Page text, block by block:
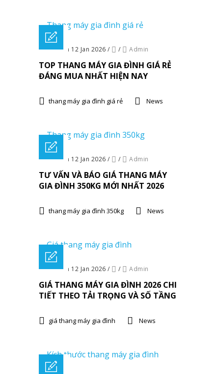
Posted on 12 Jan 2026 / / Admin
TOP THANG MÁY GIA ĐÌNH GIÁ RẺ
ĐÁNG MUA NHẤT HIỆN NAY
thang máy gia đình giá rẻ News
Posted on 12 Jan 2026 / / Admin
TƯ VẤN VÀ BÁO GIÁ THANG MÁY
GIA ĐÌNH 350KG MỚI NHẤT 2026
thang máy gia đình 350kg News
Posted on 12 Jan 2026 / / Admin
GIÁ THANG MÁY GIA ĐÌNH 2026 CHI
TIẾT THEO TẢI TRỌNG VÀ SỐ TẦNG
giá thang máy gia đình News